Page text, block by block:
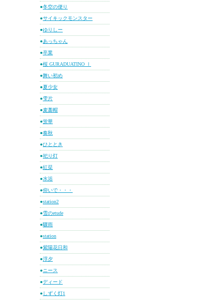
●冬空の便り
●サイキックモンスター
●ゆりしー
●あっちゃん
●卒業
●桜 GURADUATINO Ⅰ
●舞い初め
●夏少女
●雫片
●麦藁帽
●蛍華
●奏秋
●ひととき
●祀り灯
●紅栞
●水浴
●仰いで・・・
●station2
●雪のetude
●驟雨
●station
●紫陽花日和
●浮夕
● ニース
●ディード
● しずく灯1